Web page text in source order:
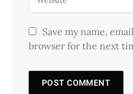
Save my name,
browser for the next